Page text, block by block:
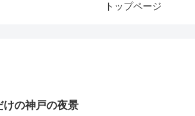
トップページ
けの神戸の夜景